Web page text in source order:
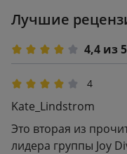
Лучшие
4,4 из 5
4
Kate_Lindstrom
Это вторая из
лидера группы Joy